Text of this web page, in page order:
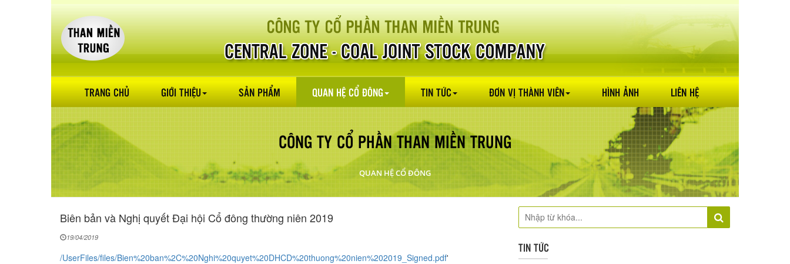
TRANG CHỦ GIỚI THIỆU SẢN PHẨM QUAN HỆ CỔ ĐÔNG TIN TỨC ĐƠN VỊ THÀNH VIÊN HÌNH ẢNH LIÊN HỆ
CÔNG TY CỔ PHẦN THAN MIỀN TRUNG
QUAN HỆ CỔ ĐÔNG
Biên bản và Nghị quyết Đại hội Cổ đông thường niên 2019
19/04/2019
/UserFiles/files/Bien%20ban%2C%20Nghi%20quyet%20DHCD%20thuong%20nien%202019_Signed.pdf'
TIN TỨC